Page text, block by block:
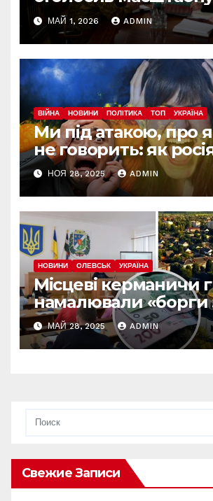
реформу армії: що
зміниться вже з
МАЙ 1, 2026 ADMIN
ВІЙНА НОВИНИ ПОЛІТИКА ТОП УКРАЇНА
Ми під атакою, про
не говорить: як
доводить українців
втоми, паніки й
НОЯ 28, 2025 ADMIN
НОВИНИ ОЛЕВСЬК УКРАЇНА
Місцеві керманичи
намалювали «борги
землю»: чому в
найбільші податки в
МАЙ 28, 2025 ADMIN
Свежие Записи